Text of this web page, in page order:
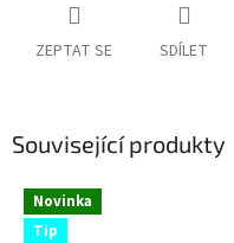
ZEPTAT SE SDÍLET
Související produkty
Novinka
Tip